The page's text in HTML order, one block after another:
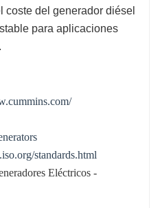
coste del generador diésel
para aplicaciones
standards.html
Eléctricos -